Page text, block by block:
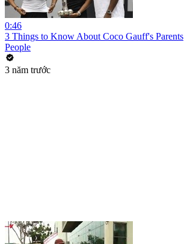
0:46
3 Things to Know About Coco Gauff's Parents
People
3 năm trước